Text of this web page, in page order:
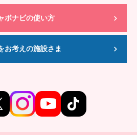
ボナビの使い方
お考えの施設さま